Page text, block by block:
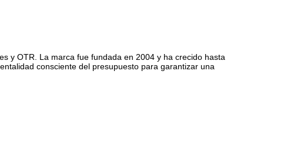
y OTR. La marca fue fundada en 2004 y ha crecido hasta
consciente del presupuesto para garantizar una